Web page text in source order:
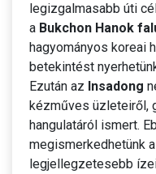
legizgalmasabb úti
a Bukchon Hanok
hagyományos koreai
betekintést
Ezután az Insadong
kézműves üzleteiről,
hangulatáról ismert.
megismerkedhetünk
legjellegzetesebb